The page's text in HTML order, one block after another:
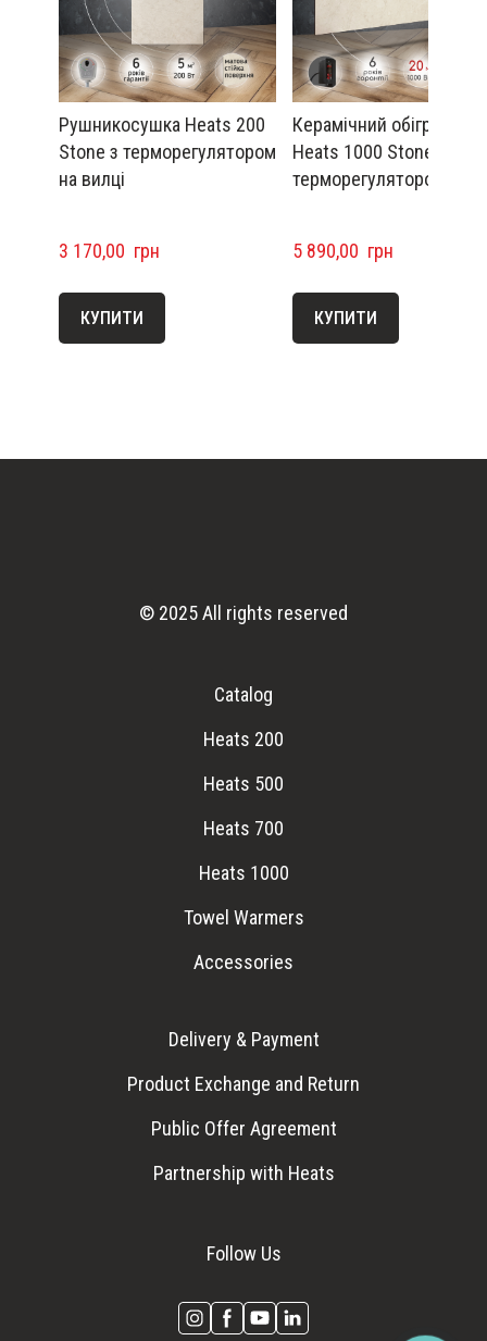
Рушникосушка Heats 200
Stone з терморегулятором
на вилці
3 170,00  грн
КУПИТИ
Керамічний обігрівач
Heats 1000 Stone з
терморегулятором
5 890,00  грн
КУПИТИ
© 2025 All rights reserved
Catalog
Heats 200
Heats 500
Heats 700
Heats 1000
Towel Warmers
Accessories
Delivery & Payment
Product Exchange and Return
Public Offer Agreement
Partnership with Heats
Follow Us